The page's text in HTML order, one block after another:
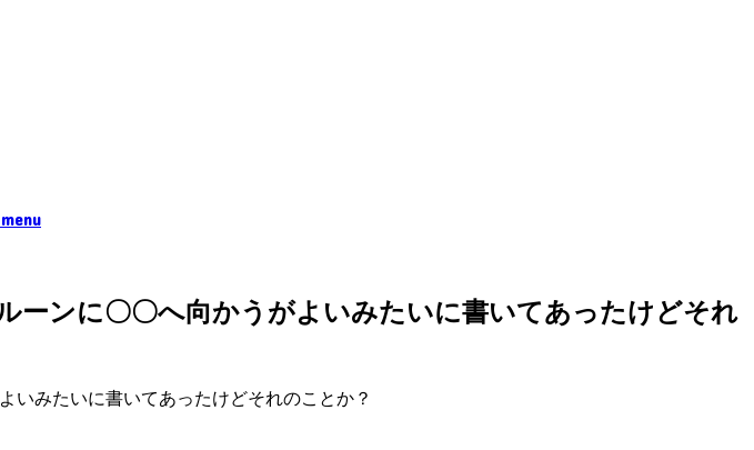
menu
ーンに〇〇へ向かうがよいみたいに書いてあったけどそれ